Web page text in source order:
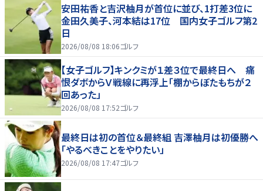
安田祐香と吉沢柚月が首位に並び、1打差3位に
金田久美子、河本結は17位 国内女子ゴルフ第2
日
2026/08/08 18:06ゴルフ
【女子ゴルフ】キンクミが１差３位で最終日へ 痛
恨ダボからＶ戦線に再浮上「棚からぼたもちが２
回あった」
2026/08/08 17:52ゴルフ
最終日は初の首位＆最終組 吉澤柚月は初優勝へ
「やるべきことをやりたい」
2026/08/08 17:47ゴルフ